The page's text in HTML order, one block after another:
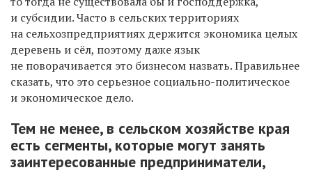
и субсидии. Часто в сельских территориях
на сельхозпредприятиях держится экономика целых
деревень и сёл, поэтому даже язык
не поворачивается это бизнесом назвать.Правильнее
сказать, что это серьезное социально-политическое
и экономическое дело.
Тем не менее, в сельском хозяйстве края
есть сегменты, которые могут занять
заинтересованные предприниматели,